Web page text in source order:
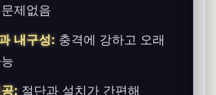
제없음
내구성: 충격에 강하고 오래
: 절단과 설치가 간편해